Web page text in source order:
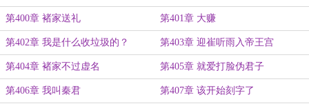
第400章 褚家送礼 第401章 大赚
第402章 我是什么收垃圾的？ 第403章 迎崔听雨入帝王宫
第404章 褚家不过虚名 第405章 就爱打脸伪君子
第406章 我叫秦君 第407章 该开始刻字了